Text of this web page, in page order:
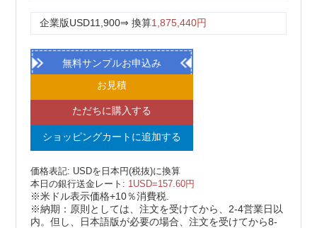
企業版USD11,900⇒ 換算1,875,440円
無料サンプルお申込み
お見積
ただちに購入する
ショッピングカートに追加する
価格表記: USDを日本円(税抜)に換算
本日の銀行送金レート: 1USD=157.60円
※米ドル表示価格+10％消費税.
※納期：原則としては、注文を受けてから、2-4営業日以
内。但し、日本語版が必要の場合、注文を受けてから8-